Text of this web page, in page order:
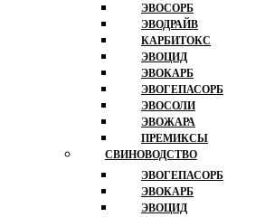
ЭВОСОРБ
ЭВОДРАЙВ
КАРБИТОКС
ЭВОЦИД
ЭВОКАРБ
ЭВОГЕПАСОРБ
ЭВОСОЛИ
ЭВОЖАРА
ПРЕМИКСЫ
СВИНОВОДСТВО
ЭВОГЕПАСОРБ
ЭВОКАРБ
ЭВОЦИД